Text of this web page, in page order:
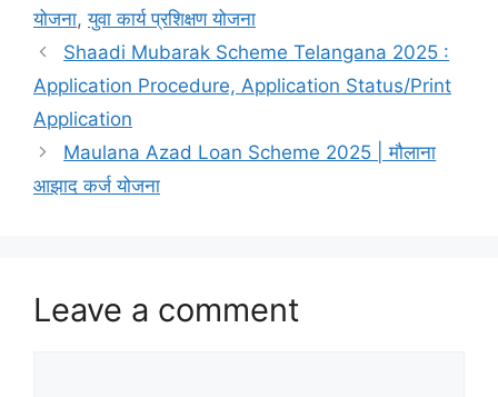
योजना,युवा कार्य प्रशिक्षण योजना
Shaadi Mubarak Scheme Telangana 2025 :
Application Procedure, Application Status/Print
Application
Maulana Azad Loan Scheme 2025 | मौलाना
आझाद कर्ज योजना
Leave a comment